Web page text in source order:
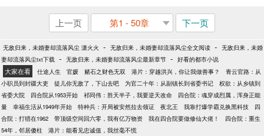
上一页 第1 - 50章 下一页
无敌归来，未婚妻却流落风尘 潇火火 - 无敌归来，未婚妻却流落风尘全文阅读 - 无敌归来，未婚
妻却流落风尘txt下载 - 无敌归来，未婚妻却流落风尘最新章节 - 好看的都市小说
大家在看 仕途人生 官媛 赌石之财色无双 港片：穿越洪兴，你让我做善事？
青云官路：从
小职员到封疆大吏
徒儿你无敌了，下山去吧 为官二十年：从副镇长到省委书记
权欲：从乡镇到
省委大院
四合院从1953开始 祁同伟：胜天半子，我要逆天改命
四合院：魂穿成烈属，浑身正能
量
幸福生活从1949年开始 特种兵：开局被安然拉去领证 夜北王 我靠打爆学霸兑换黑科技
四
合院：打猎在1962
带顶级空间回六零，我有亿万物资 我在四合院要做修仙大佬！
四合院：重生
54年，邻居傻柱
港片：能看见忠诚值，我丝毫不慌